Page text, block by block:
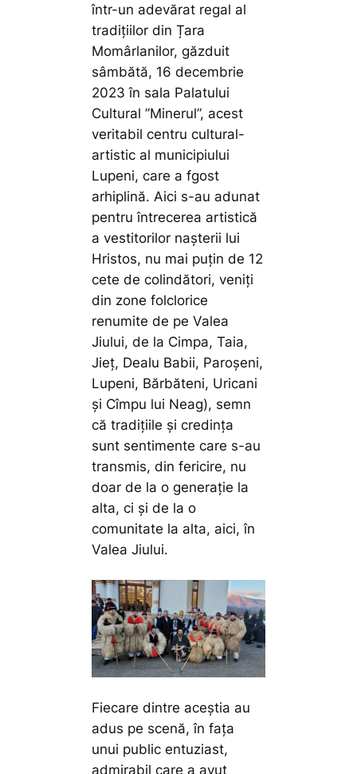
într-un adevărat regal al
tradițiilor din Țara
Momârlanilor, găzduit
sâmbătă, 16 decembrie
2023 în sala Palatului
Cultural ”Minerul”, acest
veritabil centru cultural-
artistic al municipiului
Lupeni, care a fgost
arhiplină. Aici s-au adunat
pentru întrecerea artistică
a vestitorilor nașterii lui
Hristos, nu mai puțin de 12
cete de colindători, veniți
din zone folclorice
renumite de pe Valea
Jiului, de la Cimpa, Taia,
Jieț, Dealu Babii, Paroșeni,
Lupeni, Bărbăteni, Uricani
și Cîmpu lui Neag), semn
că tradițiile și credința
sunt sentimente care s-au
transmis, din fericire, nu
doar de la o generație la
alta, ci și de la o
comunitate la alta, aici, în
Valea Jiului.
Fiecare dintre aceștia au
adus pe scenă, în fața
unui public entuziast,
admirabil care a avut